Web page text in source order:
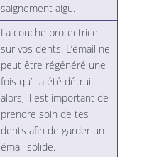
saignement aigu.
La couche protectrice
sur vos dents. L’émail ne
peut être régénéré une
fois qu’il a été détruit
alors, il est important de
prendre soin de tes
dents afin de garder un
émail solide.